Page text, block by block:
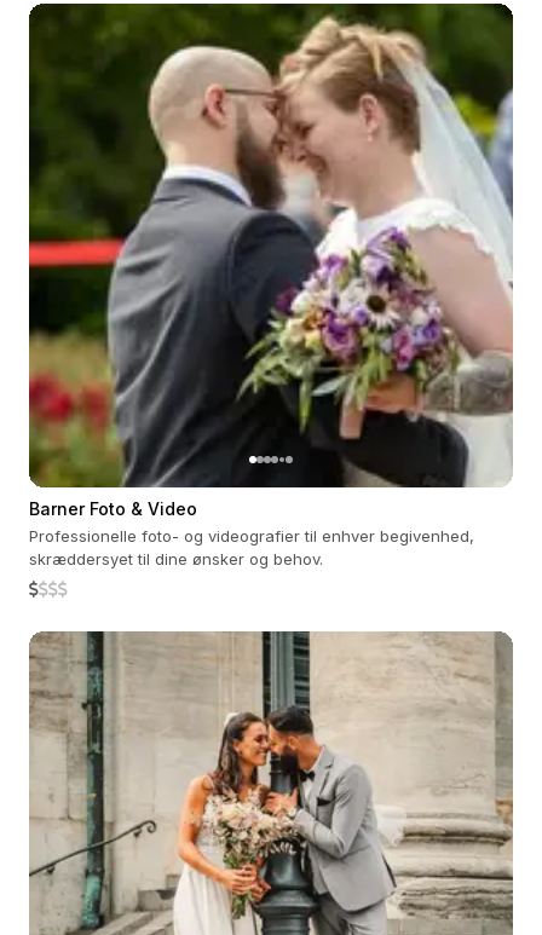
Barner Foto & Video
Professionelle foto- og videografier til enhver begivenhed,
skræddersyet til dine ønsker og behov.